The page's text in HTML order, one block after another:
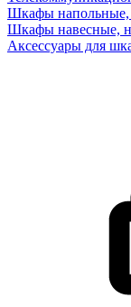
Шкафы напольные,
Шкафы навесные,
Аксессуары для